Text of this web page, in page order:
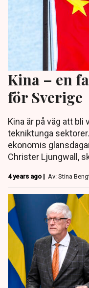
Kina – en
för Sverige
Kina är på väg att
tekniktunga
ekonomis
Christer Ljungwall,
4 years ago | Av: Stina